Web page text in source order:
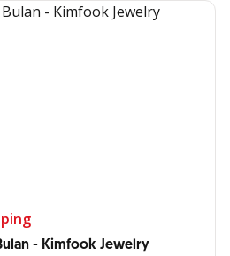
- Kimfook Jewelry